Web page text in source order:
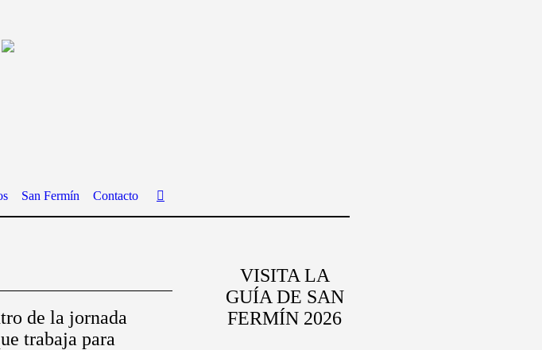
San Fermín Contacto
de la jornada
trabaja para
VISITA LA
GUÍA DE SAN
FERMÍN 2026